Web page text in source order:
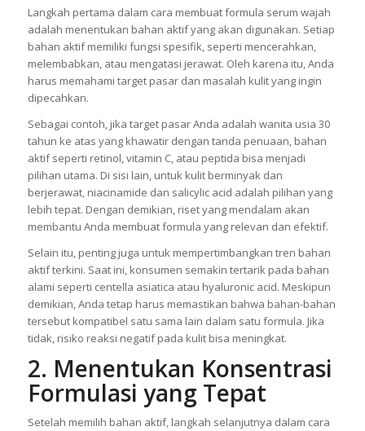
Langkah pertama dalam cara membuat formula serum wajah
adalah menentukan bahan aktif yang akan digunakan. Setiap
bahan aktif memiliki fungsi spesifik, seperti mencerahkan,
melembabkan, atau mengatasi jerawat. Oleh karena itu, Anda
harus memahami target pasar dan masalah kulit yang ingin
dipecahkan.
Sebagai contoh, jika target pasar Anda adalah wanita usia 30
tahun ke atas yang khawatir dengan tanda penuaan, bahan
aktif seperti retinol, vitamin C, atau peptida bisa menjadi
pilihan utama. Di sisi lain, untuk kulit berminyak dan
berjerawat, niacinamide dan salicylic acid adalah pilihan yang
lebih tepat. Dengan demikian, riset yang mendalam akan
membantu Anda membuat formula yang relevan dan efektif.
Selain itu, penting juga untuk mempertimbangkan tren bahan
aktif terkini. Saat ini, konsumen semakin tertarik pada bahan
alami seperti centella asiatica atau hyaluronic acid. Meskipun
demikian, Anda tetap harus memastikan bahwa bahan-bahan
tersebut kompatibel satu sama lain dalam satu formula. Jika
tidak, risiko reaksi negatif pada kulit bisa meningkat.
2. Menentukan Konsentrasi
Formulasi yang Tepat
Setelah memilih bahan aktif, langkah selanjutnya dalam cara